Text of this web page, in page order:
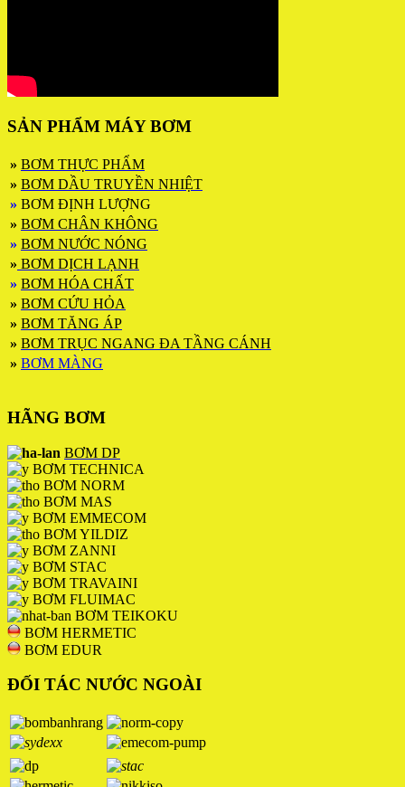
SẢN PHẨM MÁY BƠM
» BƠM THỰC PHẨM
» BƠM DẦU TRUYỀN NHIỆT
» BƠM ĐỊNH LƯỢNG
» BƠM CHÂN KHÔNG
» BƠM NƯỚC NÓNG
» BƠM DỊCH LẠNH
» BƠM HÓA CHẤT
» BƠM CỨU HỎA
» BƠM TĂNG ÁP
» BƠM TRỤC NGANG ĐA TẦNG CÁNH
» BƠM MÀNG
HÃNG BƠM
BƠM DP
BƠM TECHNICA
BƠM NORM
BƠM MAS
BƠM EMMECOM
BƠM YILDIZ
BƠM ZANNI
BƠM STAC
BƠM TRAVAINI
BƠM FLUIMAC
BƠM TEIKOKU
BƠM HERMETIC
BƠM EDUR
ĐỐI TÁC NƯỚC NGOÀI